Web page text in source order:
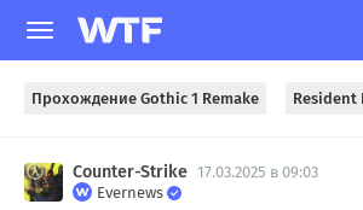
Прохождение Gothic 1 Remake Resident
Counter-Strike 17.03.2025 в 09:03
Evernews